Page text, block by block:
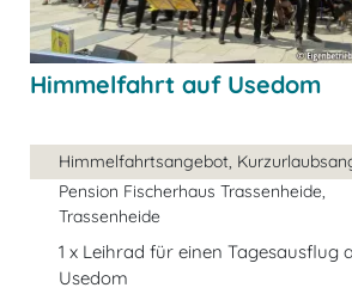
Himmelfahrt auf Usedom
Himmelfahrtsangebot,
Pension Fischerhaus Trassenheide,
Trassenheide
1 x Leihrad für einen Tagesausflug
Usedom